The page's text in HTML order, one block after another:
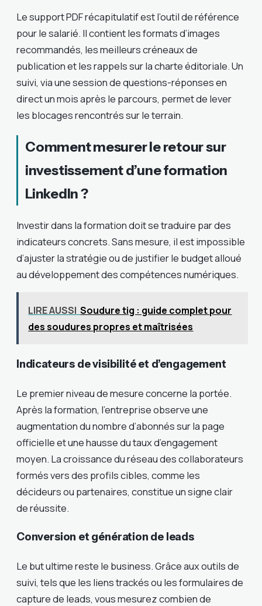
Le support PDF récapitulatif est l’outil de référence
pour le salarié. Il contient les formats d’images
recommandés, les meilleurs créneaux de
publication et les rappels sur la charte éditoriale. Un
suivi, via une session de questions-réponses en
direct un mois après le parcours, permet de lever
les blocages rencontrés sur le terrain.
Comment mesurer le retour sur
investissement d’une formation
LinkedIn ?
Investir dans la formation doit se traduire par des
indicateurs concrets. Sans mesure, il est impossible
d’ajuster la stratégie ou de justifier le budget alloué
au développement des compétences numériques.
LIRE AUSSI Soudure tig : guide complet pour
des soudures propres et maîtrisées
Indicateurs de visibilité et d’engagement
Le premier niveau de mesure concerne la portée.
Après la formation, l’entreprise observe une
augmentation du nombre d’abonnés sur la page
officielle et une hausse du taux d’engagement
moyen. La croissance du réseau des collaborateurs
formés vers des profils cibles, comme les
décideurs ou partenaires, constitue un signe clair
de réussite.
Conversion et génération de leads
Le but ultime reste le business. Grâce aux outils de
suivi, tels que les liens trackés ou les formulaires de
capture de leads, vous mesurez combien de